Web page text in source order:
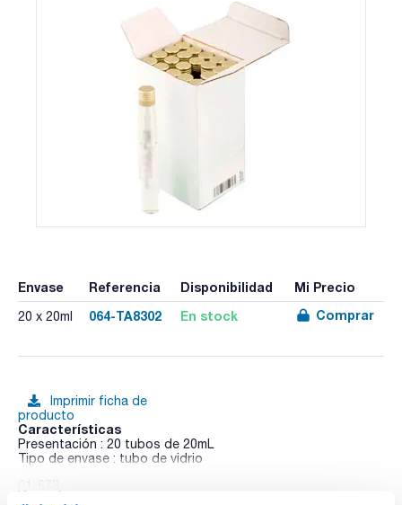
Envase Referencia Disponibilidad Mi Precio
20 x 20ml 064-TA8302 En stock Comprar
Imprimir ficha de
producto
Características
Presentación : 20 tubos de 20mL
Tipo de envase : tubo de vidrio
Ver más